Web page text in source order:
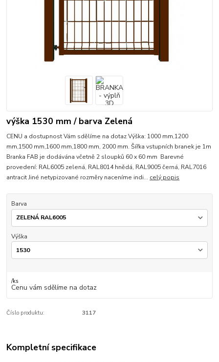
výška 1530 mm / barva Zelená
CENU a dostupnost Vám sdělíme na dotaz Výška: 1000 mm,1200
mm,1500 mm,1600 mm,1800 mm, 2000 mm. Šířka vstupních branek je 1m
Branka FAB je dodávána včetně 2 sloupků 60 x 60 mm Barevné
provedení: RAL6005 zelená, RAL8014 hnědá, RAL9005 černá, RAL7016
antracit Jiné netypizované rozměry naceníme indi... celý popis
Barva
Výška
/ks
Cenu vám sdělíme na dotaz
Číslo produktu: 3117
Kompletní specifikace